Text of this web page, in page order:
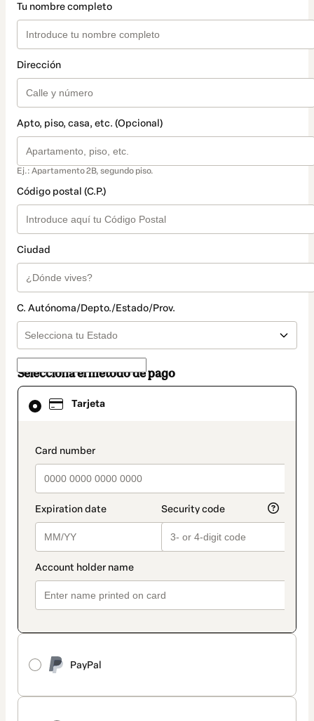
Tu nombre completo
Dirección
Apto, piso, casa, etc. (Opcional)
Ej.: Apartamento 2B, segundo piso.
Código postal (C.P.)
Ciudad
C. Autónoma/Depto./Estado/Prov.
Selecciona el método de pago
Tarjeta
payment_data.section_title_v2
PayPal
El
método
seleccionado
Tarjeta